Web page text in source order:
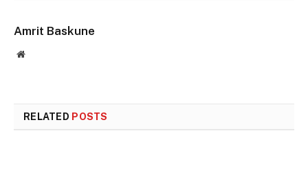
Amrit Baskune
Website
RELATED POSTS